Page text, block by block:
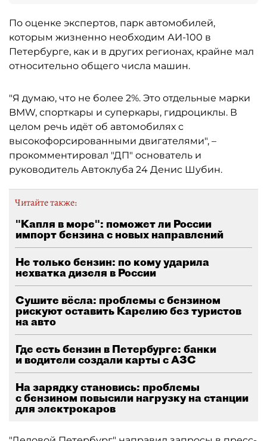
По оценке экспертов, парк автомобилей,
которым жизненно необходим АИ-100 в
Петербурге, как и в других регионах, крайне мал
относительно общего числа машин.
"Я думаю, что не более 2%. Это отдельные марки
BMW, спорткары и суперкары, гидроциклы. В
целом речь идёт об автомобилях с
высокофорсированными двигателями", –
прокомментировал "ДП" основатель и
руководитель Автоклуба 24 Денис Шубин.
Читайте также:
"Капля в море": поможет ли России
импорт бензина с новых направлений
Не только бензин: по кому ударила
нехватка дизеля в России
Сушите вёсла: проблемы с бензином
рискуют оставить Карелию без туристов
на авто
Где есть бензин в Петербурге: банки
и водители создали карты с АЗС
На зарядку становись: проблемы
с бензином повысили нагрузку на станции
для электрокаров